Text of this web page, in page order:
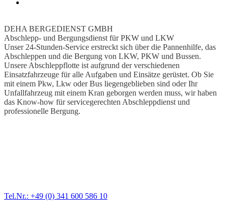
DEHA BERGEDIENST GMBH
Abschlepp- und Bergungsdienst für PKW und LKW
Unser 24-Stunden-Service erstreckt sich über die Pannenhilfe, das
Abschleppen und die Bergung von LKW, PKW und Bussen.
Unsere Abschleppflotte ist aufgrund der verschiedenen
Einsatzfahrzeuge für alle Aufgaben und Einsätze gerüstet. Ob Sie
mit einem Pkw, Lkw oder Bus liegengeblieben sind oder Ihr
Unfallfahrzeug mit einem Kran geborgen werden muss, wir haben
das Know-how für servicegerechten Abschleppdienst und
professionelle Bergung.
Tel.Nr.: +49 (0) 341 600 586 10